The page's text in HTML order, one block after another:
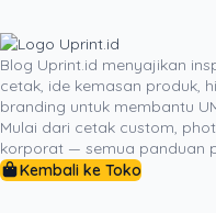
Sebelum kampanye
aset promosi Anda.
menonjol, jumlah font
aman untuk dicetak,
benar mendukung
produksi berjalan
Blog Uprint.id menyajikan
cetak, ide kemasan produk,
branding untuk membantu
Mulai dari cetak custom,
korporat — semua panduan
Kembali ke Toko